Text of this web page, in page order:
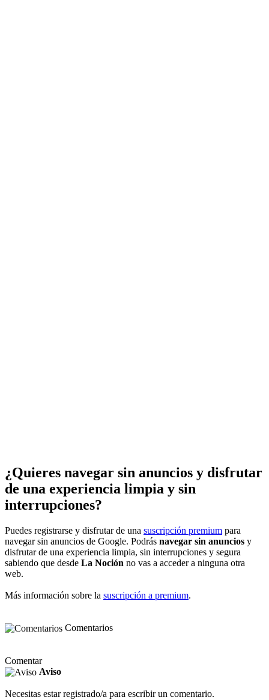
¿Quieres navegar sin anuncios y disfrutar
de una experiencia limpia y sin
interrupciones?
Puedes registrarse y disfrutar de una suscripción premium para
navegar sin anuncios de Google. Podrás navegar sin anuncios y
disfrutar de una experiencia limpia, sin interrupciones y segura
sabiendo que desde La Noción no vas a acceder a ninguna otra
web.
Más información sobre la suscripción a premium.
Comentarios
Comentar
Aviso
Necesitas estar registrado/a para escribir un comentario.